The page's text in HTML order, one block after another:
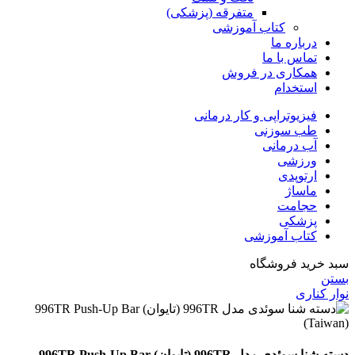
متفرقه (پزشکی)
کتاب آموزشی
درباره ما
تماس با ما
همکاری در فروش
استخدام
فیزیوتراپی و کار درمانی
طب سوزنی
آب درمانی
ورزشی
ارتوپدی
ماساژ
حجامت
پزشکی
کتاب آموزشی
سبد خرید فروشگاه
بستن
نوار کناری